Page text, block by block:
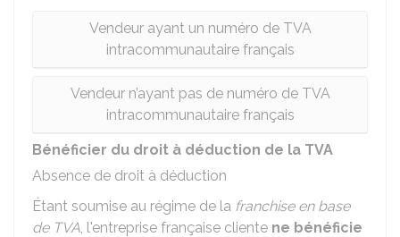
Vendeur ayant un numéro de TVA
intracommunautaire français
Vendeur n’ayant pas de numéro de TVA
intracommunautaire français
Bénéficier du droit à déduction de la TVA
Absence de droit à déduction
Étant soumise au régime de la franchise en base
de TVA, l'entreprise française cliente ne bénéficie